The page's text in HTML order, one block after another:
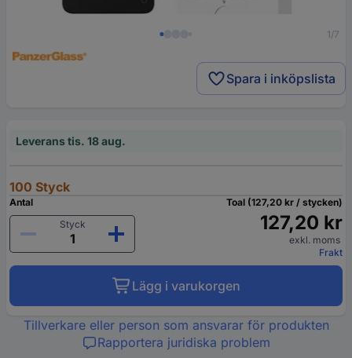
1/7
Spara i inköpslista
Leverans tis. 18 aug.
100 Styck
Antal
Styck
Toal (127,20 kr / stycken)
127,20 kr
exkl. moms
Frakt
Lägg i varukorgen
Tillverkare eller person som ansvarar för produkten
Rapportera juridiska problem